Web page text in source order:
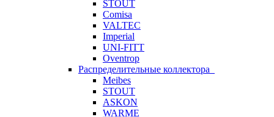
STOUT
Comisa
VALTEC
Imperial
UNI-FITT
Oventrop
Распределительные коллектора
Meibes
STOUT
ASKON
WARME